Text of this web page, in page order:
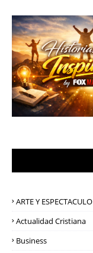
ARTE Y ESPECTACULO
Actualidad Cristiana
Business